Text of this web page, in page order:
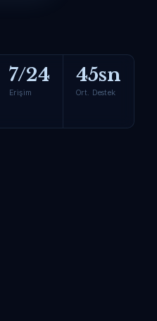
7/24
Erişim
45sn
Ort. Destek